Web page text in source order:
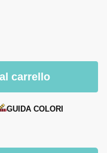
carrello
GUIDA COLORI